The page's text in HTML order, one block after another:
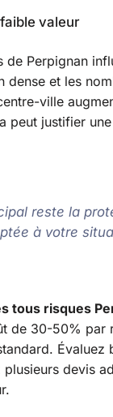
valeur
de Perpignan
dense et les
ville
peut justifier
reste la
à votre
tous risques
de 30-50% par
Évaluez
devis